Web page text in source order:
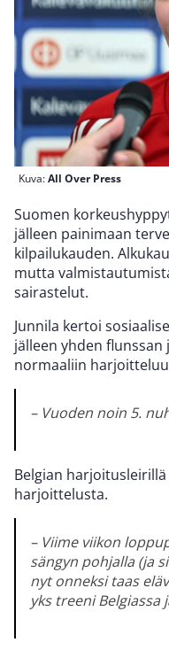
Kuva:All Over Press
Suomen
jälleen painimaan
kilpailukauden.
mutta
sairastelut.
Junnila kertoi
jälleen yhden flunssan
normaaliin
– Vuoden noin 5.
Belgian
harjoittelusta.
– Viime viikon
sängyn pohjalla (ja
nyt onneksi taas
yks treeni Belgiassa